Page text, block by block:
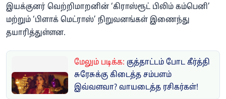
இயக்குனர் வெற்றிமாறனின் ‘கிராஸ்ரூட் பிலிம் கம்பெனி’
மற்றும் ‘பிளாக் மெட்ராஸ்’ நிறுவனங்கள் இணைந்து
தயாரித்துள்ளன.
மேலும் படிக்க: குத்தாட்டம் போட கீர்த்தி
சுரேசுக்கு கிடைத்த சம்பளம்
இவ்வளவா? வாயடைத்த ரசிகர்கள்!